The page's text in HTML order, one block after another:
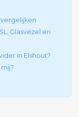
Glasvezel en
in Elshout?